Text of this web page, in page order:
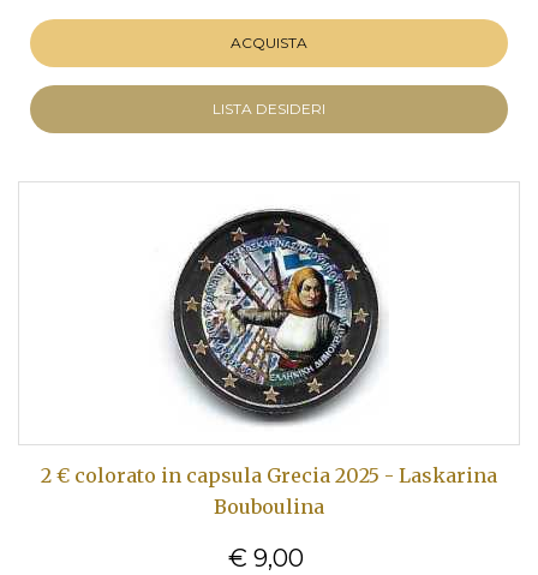
ACQUISTA
LISTA DESIDERI
2 € colorato in capsula Grecia 2025 - Laskarina
Bouboulina
€ 9,00